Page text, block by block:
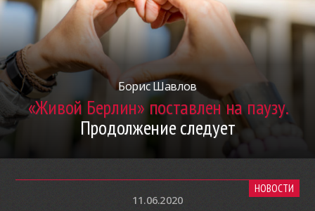
Борис Шавлов
«Живой Берлин» поставлен на паузу.
Продолжение следует
НОВОСТИ
11.06.2020